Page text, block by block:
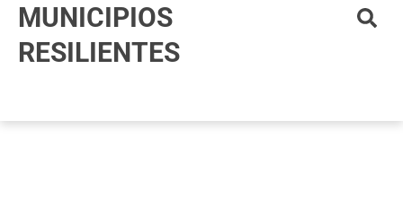
contenido
MUNICIPIOS
RESILIENTES